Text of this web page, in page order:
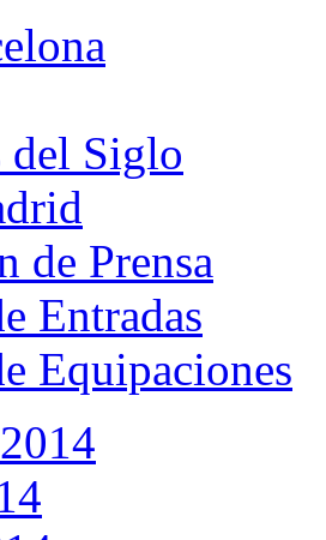
del Siglo
de Prensa
Entradas
Equipaciones